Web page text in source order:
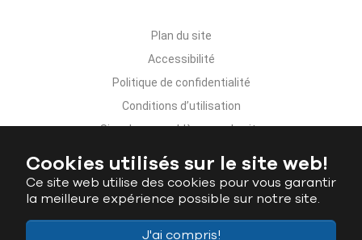
Cookies utilisés sur le site web!
Ce site web utilise des cookies pour vous garantir
la meilleure expérience possible sur notre site.
J'ai compris!
Plan du site
Accessibilité
Politique de confidentialité
Conditions d’utilisation
Signaler un problème sur le site
Nous joindre
Ministère de l'Éducation du Québec